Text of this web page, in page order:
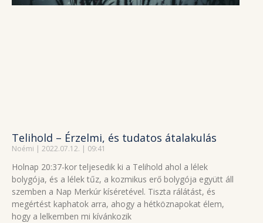
Telihold – Érzelmi, és tudatos átalakulás
Noémi 2022.07.12. 09:41
Holnap 20:37-kor teljesedik ki a Telihold ahol a lélek
bolygója, és a lélek tűz, a kozmikus erő bolygója együtt áll
szemben a Nap Merkúr kíséretével. Tiszta rálátást, és
megértést kaphatok arra, ahogy a hétköznapokat élem,
hogy a lelkemben mi kívánkozik